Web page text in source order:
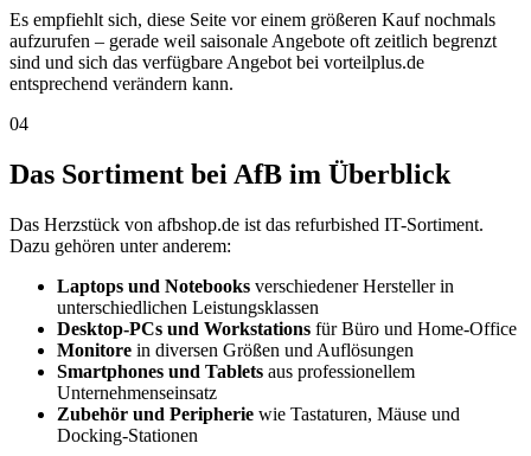
Es empfiehlt sich, diese Seite vor einem größeren Kauf nochmals
aufzurufen – gerade weil saisonale Angebote oft zeitlich begrenzt
sind und sich das verfügbare Angebot bei vorteilplus.de
entsprechend verändern kann.
04
Das Sortiment bei AfB im Überblick
Das Herzstück von afbshop.de ist das refurbished IT-Sortiment.
Dazu gehören unter anderem:
Laptops und Notebooks verschiedener Hersteller in
unterschiedlichen Leistungsklassen
Desktop-PCs und Workstations für Büro und Home-Office
Monitore in diversen Größen und Auflösungen
Smartphones und Tablets aus professionellem
Unternehmenseinsatz
Zubehör und Peripherie wie Tastaturen, Mäuse und
Docking-Stationen